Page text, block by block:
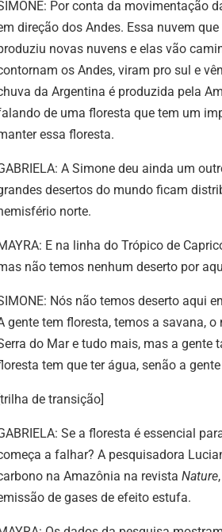
Por conta da movimentação
direção dos Andes. Essa nuvem
novas nuvens e elas vão
os Andes, viram pro sul e
da Argentina é produzida pela
de uma floresta que tem um
essa floresta.
A Simone deu ainda um
desertos do mundo ficam
norte.
E na linha do Trópico de
não temos nenhum deserto por
Nós não temos deserto aqui
gente tem floresta, temos a savana,
do Mar e tudo mais, mas a gente
tem que ter água, senão a
de transição]
Se a floresta é essencial
a falhar? A pesquisadora
na Amazônia na revista Nature
de gases de efeito estufa.